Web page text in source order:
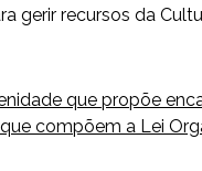
gerir recursos da
que propõe
compõem a Lei